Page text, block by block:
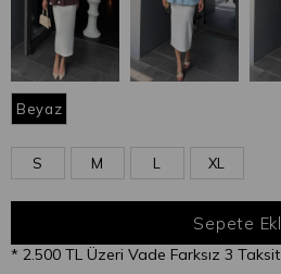
Beyaz
S M L XL
* 2.500 TL Üzeri Vade Farksız 3 Taksit